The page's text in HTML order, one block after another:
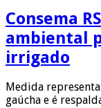
Consema
ambiental
irrigado
Medida
gaúcha e é